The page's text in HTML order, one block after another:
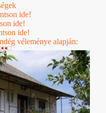
ide!
ide!
ide!
véleménye alapján: